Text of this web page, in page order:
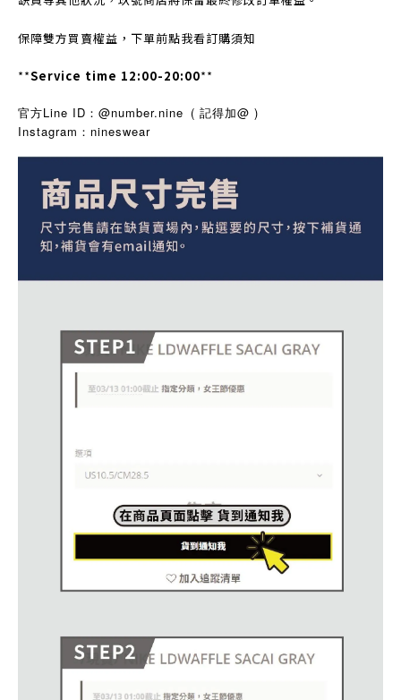
保障雙方買賣權益，下單前點我看訂購須知
**Service time 12:00-20:00**
官方Line ID：@number.nine ( 記得加@ )
Instagram ： nineswear